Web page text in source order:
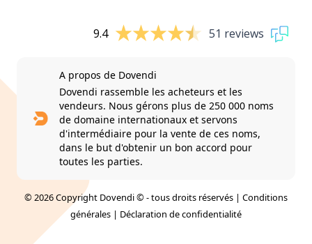
9.4 51 reviews
A propos de Dovendi
Dovendi rassemble les acheteurs et les
vendeurs. Nous gérons plus de 250 000 noms
de domaine internationaux et servons
d'intermédiaire pour la vente de ces noms,
dans le but d'obtenir un bon accord pour
toutes les parties.
© 2026 Copyright Dovendi © - tous droits réservés | Conditions
générales | Déclaration de confidentialité